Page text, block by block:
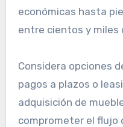
económicas hasta
entre cientos y miles
Considera opciones
pagos a plazos o
adquisición de
comprometer el flujo